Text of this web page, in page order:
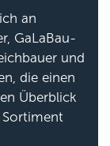
an
GaLaBau-
und
die einen
Überblick
Sortiment